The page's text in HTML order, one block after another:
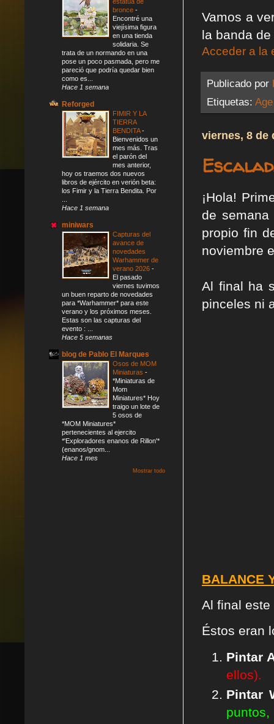
Vamos a
la banda
Acceder a la
Publicado por
Etiquetas:
viernes, 8 de
¡Hola!
de
propio fin
noviembre
Al final ha
pinceles ni
BALANCE
Al final
Éstos eran
Pintar
ellos).
Pintar
puntos,
bronce -
Encontré una
viejísima figura
en una tienda
solidaria. Se
trata de un normando en una
pose un poco pasmada, pero me
pareció que podría quedar bien
como es...
Hace 1 semana
Reforged
FIMIR Y LA
TIERRA
BENDITA-
Bienvenidos un
mes más. Tras
el parón del
mes anterior,
hoy os traemos dos nuevos
libros de ejército en verión beta:
los Fimir y la Tierra Bendita. Por
Hace 1 semana
miniwars
Capturas del
avance de
novedades
Warhammer de
verano 2026 -
El pasado
viernes tuvimos
un buen reparto de novedades
para *Warhammer* para este
verano y los próximos meses.
Estas son las capturas del
evento : ...
Hace 5 semanas
blog de Pablo El Marques
Osos de MOM
Miniaturas -
*Miniaturas de
Mom
Miniatures* Hoy
traigo un lote de
5 osos de
*MOM Miniatures*
pertenecientes al ejercito
*'Exploradores enanos de Rillon'*
(enanos/gnom...
Hace 1 mes
Mostrar todo